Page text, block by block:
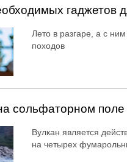
гаджетов
Лето в разгаре, а с
походов
сольфаторном
Вулкан является
на четырех